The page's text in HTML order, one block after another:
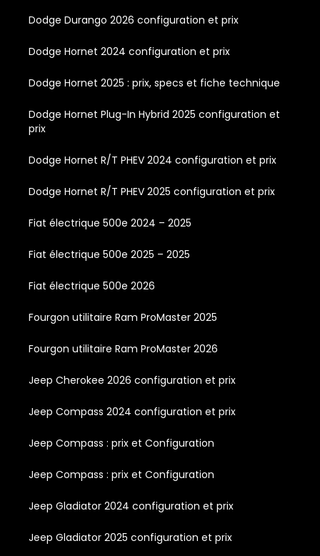
Dodge Durango 2026 configuration et prix
Dodge Hornet 2024 configuration et prix
Dodge Hornet 2025 : prix, specs et fiche technique
Dodge Hornet Plug-In Hybrid 2025 configuration et
prix
Dodge Hornet R/T PHEV 2024 configuration et prix
Dodge Hornet R/T PHEV 2025 configuration et prix
Fiat électrique 500e 2024 – 2025
Fiat électrique 500e 2025 – 2025
Fiat électrique 500e 2026
Fourgon utilitaire Ram ProMaster 2025
Fourgon utilitaire Ram ProMaster 2026
Jeep Cherokee 2026 configuration et prix
Jeep Compass 2024 configuration et prix
Jeep Compass : prix et Configuration
Jeep Compass : prix et Configuration
Jeep Gladiator 2024 configuration et prix
Jeep Gladiator 2025 configuration et prix